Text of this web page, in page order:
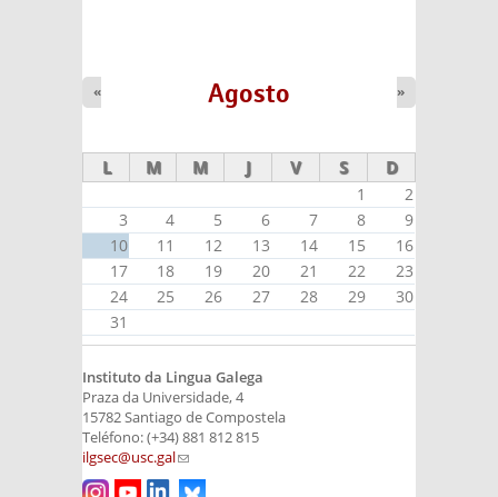
Agosto
« »
L M M J V S D
1
2
3
4 5 6 7 8
9
10
11 12 13 14 15
16
17
18 19 20 21 22
23
24
25 26 27 28 29
30
31
Instituto da Lingua Galega
Praza da Universidade, 4
15782 Santiago de Compostela
Teléfono: (+34) 881 812 815
ilgsec@usc.gal(link sends e-mail)